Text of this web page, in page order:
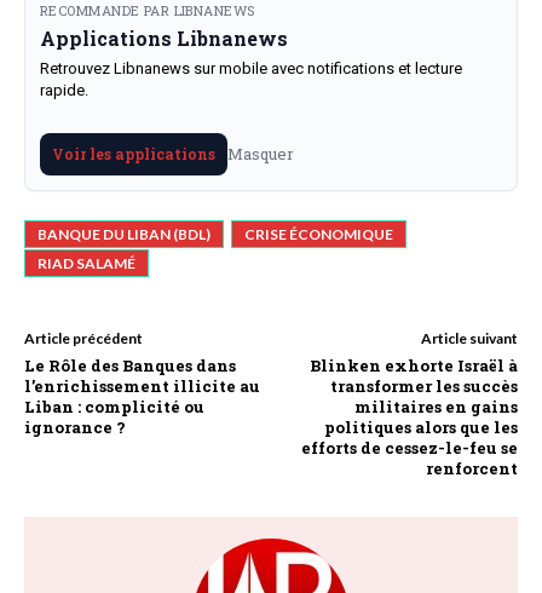
RECOMMANDE PAR LIBNANEWS
Applications Libnanews
Retrouvez Libnanews sur mobile avec notifications et lecture
rapide.
Voir les applications Masquer
BANQUE DU LIBAN (BDL)
CRISE ÉCONOMIQUE
RIAD SALAMÉ
Article précédent
Le Rôle des Banques dans
l’enrichissement illicite au
Liban : complicité ou
ignorance ?
Article suivant
Blinken exhorte Israël à
transformer les succès
militaires en gains
politiques alors que les
efforts de cessez-le-feu se
renforcent